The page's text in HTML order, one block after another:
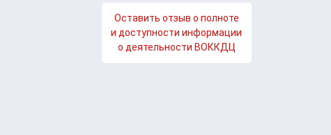
Оставить отзыв о полноте
и доступности информации
о деятельности ВОККДЦ